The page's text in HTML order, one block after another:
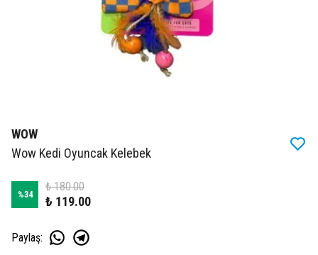
WOW
Wow Kedi Oyuncak Kelebek
%34
₺ 180.00
₺ 119.00
Paylaş: